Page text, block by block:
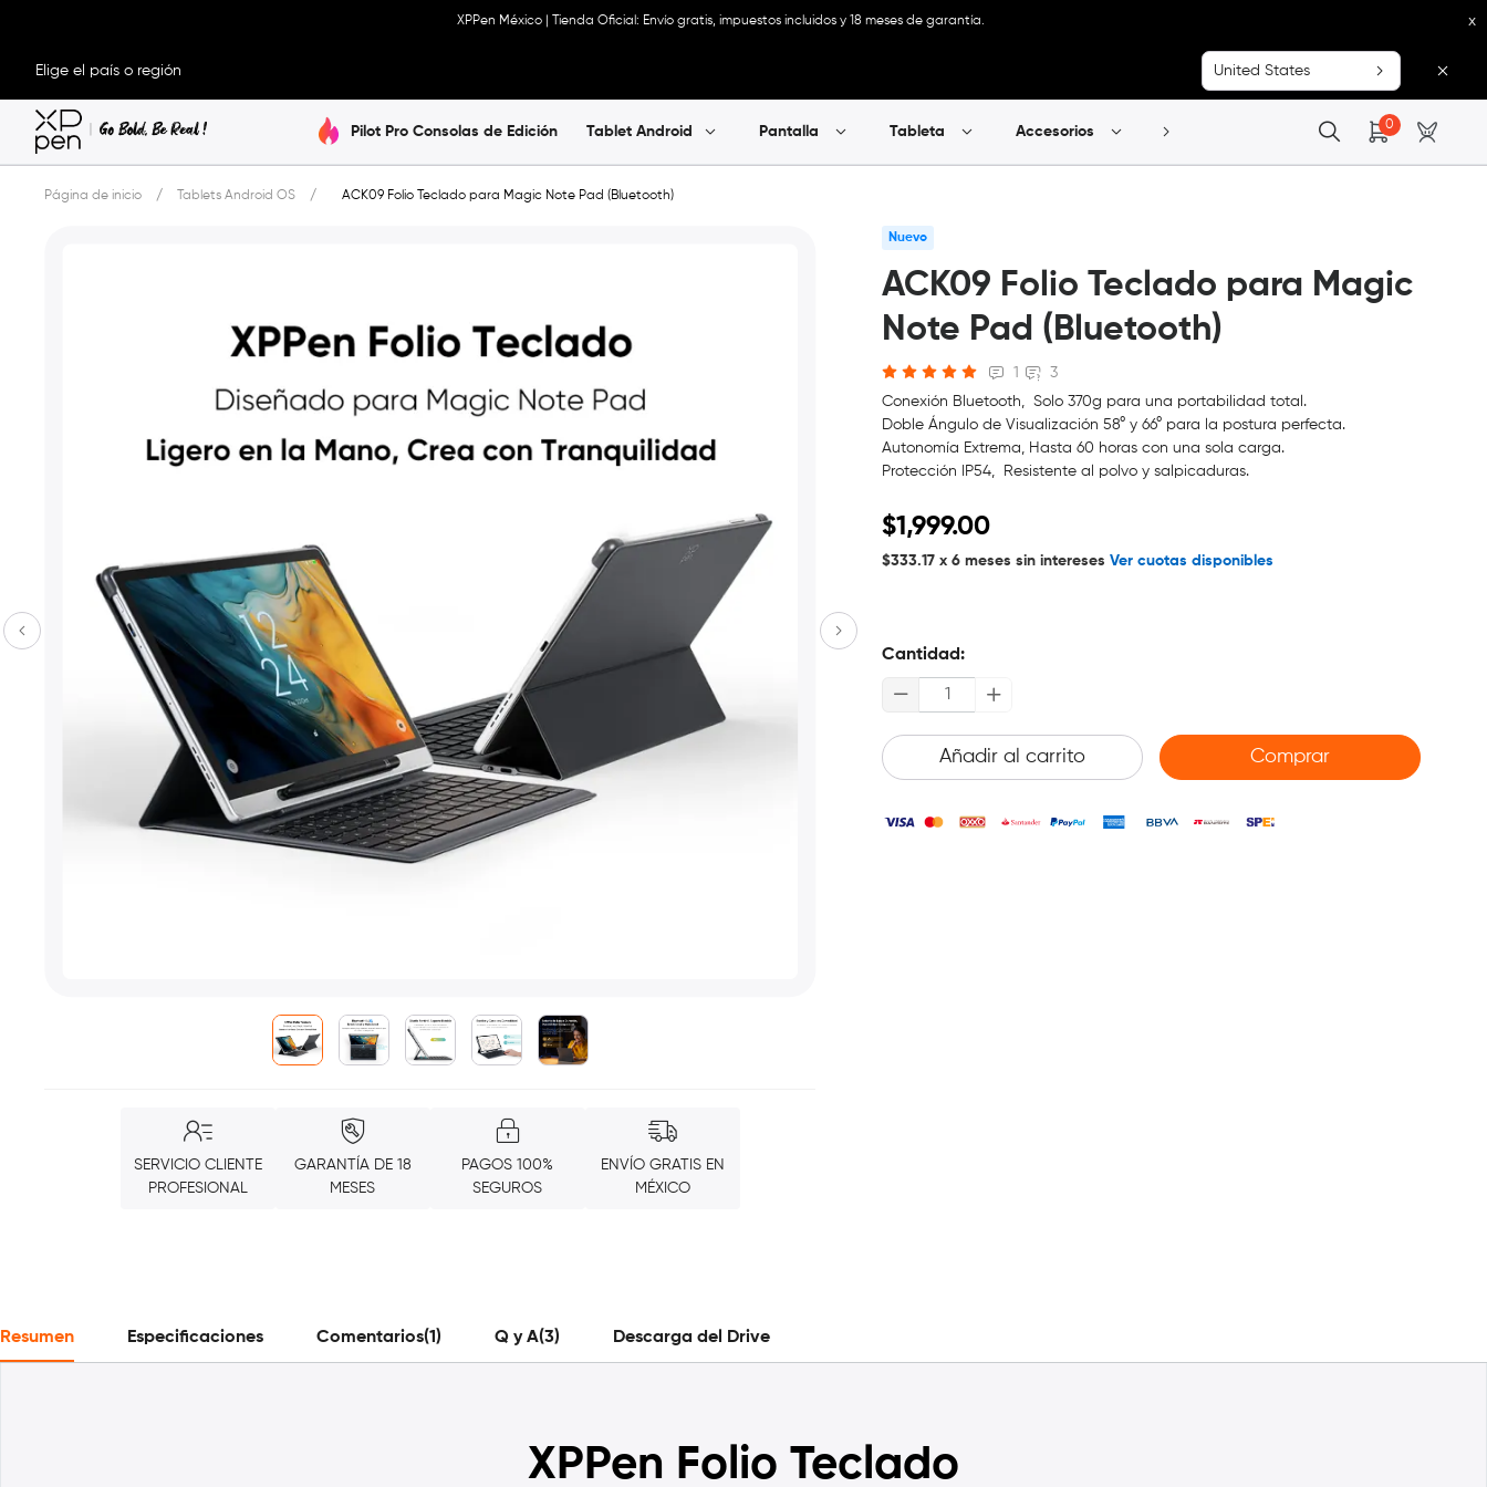
XPPen México | Tienda Oficial: Envío gratis, impuestos incluidos y 18 meses de garantía. x
Elige el país o región United States
Pilot Pro Consolas de Edición Tablet Android Pantalla Tableta Accesorios Explorar 0
Página de inicio / Tablets Android OS / ACK09 Folio Teclado para Magic Note Pad (Bluetooth)
SERVICIO CLIENTE
PROFESIONAL
GARANTÍA DE 18
MESES
PAGOS 100%
SEGUROS
ENVÍO GRATIS EN
MÉXICO
Nuevo
ACK09 Folio Teclado para Magic
Note Pad (Bluetooth)
1
3
Conexión Bluetooth, Solo 370g para una portabilidad total.
Doble Ángulo de Visualización 58° y 66° para la postura perfecta.
Autonomía Extrema, Hasta 60 horas con una sola carga.
Protección IP54, Resistente al polvo y salpicaduras.
$1,999.00
$333.17 x 6 meses sin interesesVer cuotas disponibles
Cantidad:
Añadir al carrito Comprar
Resumen Especificaciones Comentarios(1) Q y A(3) Descarga del Drive
XPPen Folio Teclado